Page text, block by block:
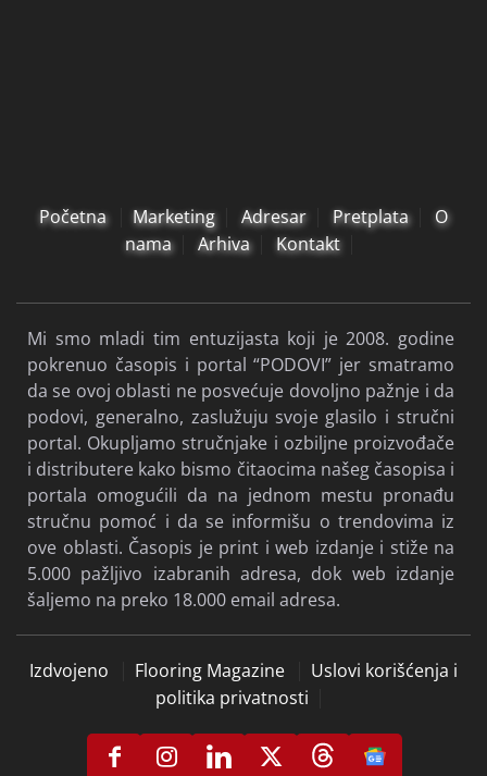
Marketing Adresar Pretplata
O
nama
Arhiva Kontakt
Mi smo mladi tim entuzijasta koji je 2008. godine
pokrenuo časopis i portal “PODOVI” jer smatramo
da se ovoj oblasti ne posvećuje dovoljno pažnje i da
podovi, generalno, zaslužuju svoje glasilo i stručni
portal. Okupljamo stručnjake i ozbiljne proizvođače
i distributere kako bismo čitaocima našeg časopisa i
portala omogućili da na jednom mestu pronađu
stručnu pomoć i da se informišu o trendovima iz
ove oblasti. Časopis je print i web izdanje i stiže na
5.000 pažljivo izabranih adresa, dok web izdanje
šaljemo na preko 18.000 email adresa.